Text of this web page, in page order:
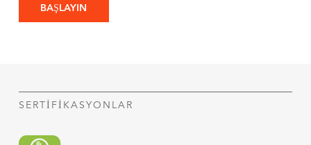
BAŞLAYIN
SERTIFIKASYONLAR